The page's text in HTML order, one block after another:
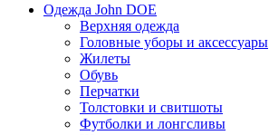
Одежда John DOE
Верхняя одежда
Головные уборы и аксессуары
Жилеты
Обувь
Перчатки
Толстовки и свитшоты
Футболки и лонгсливы